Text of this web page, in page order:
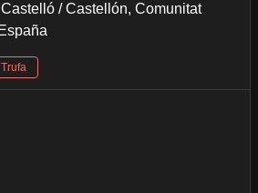
/ Castellón, Comunitat
Trufa